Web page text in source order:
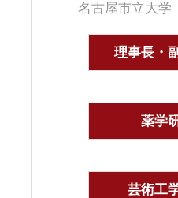
名古屋市立大学
理事長・
薬学
芸術工